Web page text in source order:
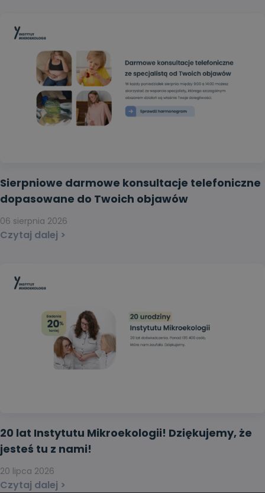
Sierpniowe darmowe konsultacje telefoniczne
dopasowane do Twoich objawów
Czytaj dalej >
06 sierpnia 2026
20 lat Instytutu Mikroekologii! Dziękujemy, że
jesteś tu z nami!
Czytaj dalej >
20 lipca 2026